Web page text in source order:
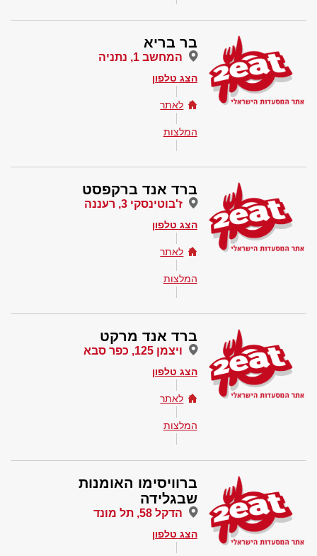
בר בריא
המחשב 1, נתניה
הצג טלפון
לאתר
המלצות
ברד אנד ברקפסט
ז'בוטינסקי 3, רעננה
הצג טלפון
לאתר
המלצות
ברד אנד מרקט
ויצמן 125, כפר סבא
הצג טלפון
לאתר
המלצות
ברוויסימו האומנות
שבגלידה
הדקל 58, תל מונד
הצג טלפון